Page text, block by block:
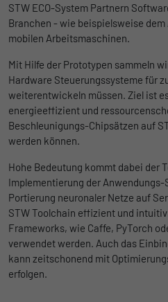
STW ECO-System Partnern
Branchen - wie beispielsweise
mobilen Arbeitsmaschinen.
Mit Hilfe der Prototypen sammeln
Hardware Steuerungssysteme für
weiterentwickeln müssen. Ziel ist
energieeffizient und
Beschleunigungs-Chipsätzen auf
werden können.
Hohe Bedeutung kommt dabei der
Implementierung der
Portierung neuronaler Netze auf
STW Toolchain effizient und
Frameworks, wie Caffe, PyTorch
verwendet werden. Auch das
kann zeitschonend mit
erfolgen.